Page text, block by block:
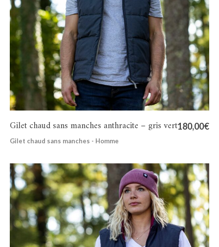
Gilet chaud sans manches anthracite – gris vert180,00€
Gilet chaud sans manches - Homme